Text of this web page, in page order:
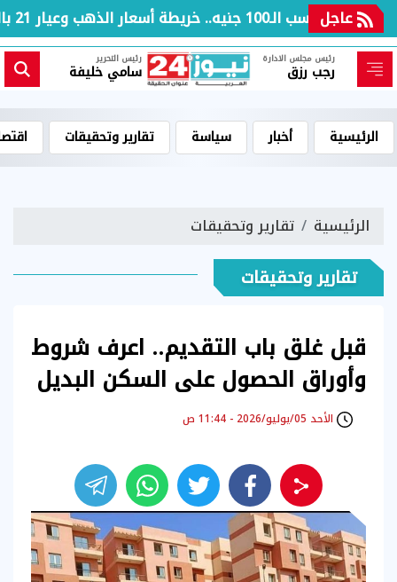
عاجل
بعد مكاسب الـ100 جنيه.. خريطة أسعار الذهب وعيار 21 بالعطلة الأسبوعية
رئيس مجلس الادارة
رجب رزق
رئيس التحرير
سامي خليفة
الرئيسية أخبار سياسة تقارير وتحقيقات
الرئيسية تقارير وتحقيقات
تقارير وتحقيقات
قبل غلق باب التقديم.. اعرف شروط
وأوراق الحصول على السكن البديل
الأحد 05/يوليو/2026 - 11:44 ص